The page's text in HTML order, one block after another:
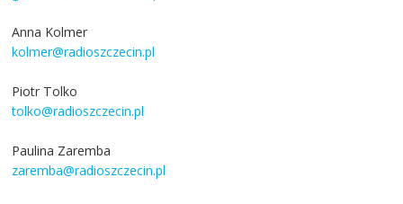
Anna Kolmer
kolmer@radioszczecin.pl
Piotr Tolko
tolko@radioszczecin.pl
Paulina Zaremba
zaremba@radioszczecin.pl